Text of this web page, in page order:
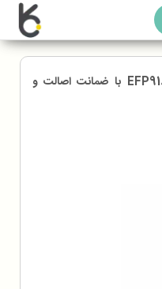
جارو شارژی الکترولوکس مدل EFP91813 با ضمانت اصالت و